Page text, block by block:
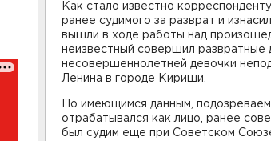
Как стало известно
ранее судимого за разврат и
вышли в ходе работы над
неизвестный совершил развратные
несовершеннолетней девочки
Ленина в городе Кириши.
По имеющимся данным,
отрабатывался как лицо, ранее
был судим еще при Советском